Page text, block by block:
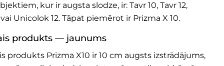
kur ir augsta slodze, ir: Tavr 10, Tavr 12,
Unicolok 12. Tāpat piemērot ir Prizma X 10.
produkts — jaunums
produkts Prizma X10 ir 10 cm augsts izstrādājums,